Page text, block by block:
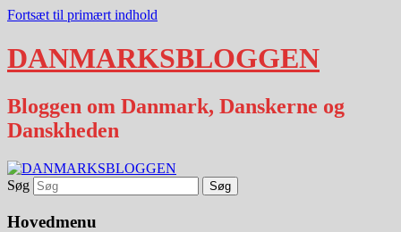
Fortsæt til primært indhold
DANMARKSBLOGGEN
Bloggen om Danmark, Danskerne og
Danskheden
Søg
Hovedmenu